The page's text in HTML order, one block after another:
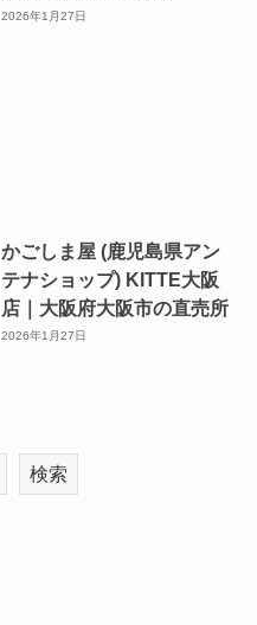
2026年1月27日
かごしま屋 (鹿児島県アン
テナショップ) KITTE大阪
店｜大阪府大阪市の直売所
2026年1月27日
検索